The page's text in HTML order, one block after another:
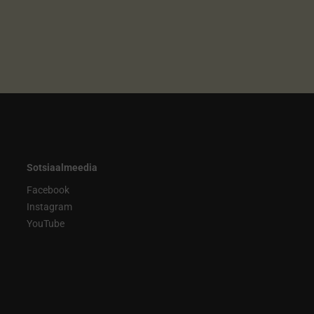
Sotsiaalmeedia
Facebook
Instagram
YouTube